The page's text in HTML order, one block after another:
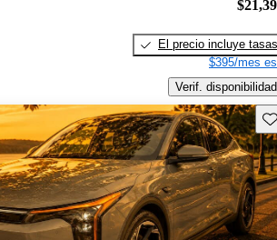
El precio incluye tasas
$395/mes
Verif. disponibilidad